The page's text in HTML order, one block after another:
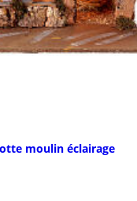
moulin éclairage